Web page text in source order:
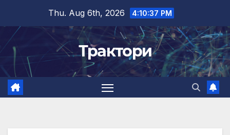
content
Thu. Aug 6th, 2026 4:10:38 PM
Трактори